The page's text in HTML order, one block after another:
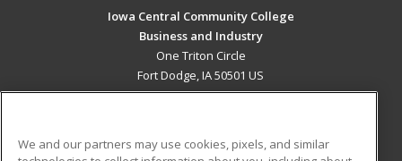
Iowa Central Community College
Business and Industry
One Triton Circle
Fort Dodge, IA 50501 US
We and our partners may use cookies, pixels, and similar